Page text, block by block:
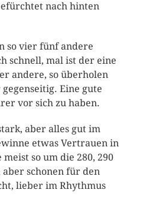
nach hinten
so vier fünf andere
schnell, mal ist der eine
andere, so überholen
Eine gute
vor sich zu haben.
aber alles gut im
etwas Vertrauen in
so um die 280, 290
schonen für den
lieber im Rhythmus